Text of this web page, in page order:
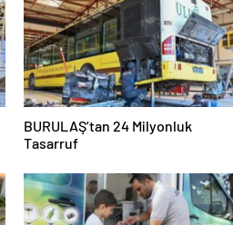
BURULAŞ’tan 24 Milyonluk
Tasarruf